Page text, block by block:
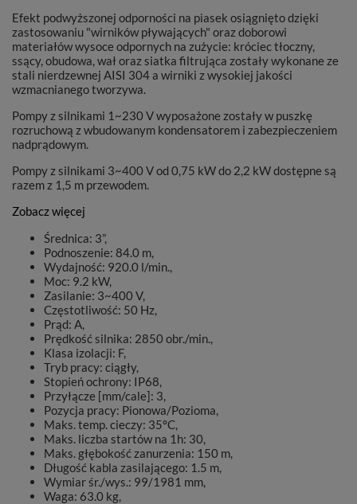
Efekt podwyższonej odporności na piasek osiągnięto dzięki
zastosowaniu "wirników pływających" oraz doborowi
materiałów wysoce odpornych na zużycie: króciec tłoczny,
ssący, obudowa, wał oraz siatka filtrująca zostały wykonane ze
stali nierdzewnej AISI 304 a wirniki z wysokiej jakości
wzmacnianego tworzywa.
Pompy z silnikami 1~230 V wyposażone zostały w puszkę
rozruchową z wbudowanym kondensatorem i zabezpieczeniem
nadprądowym.
Pompy z silnikami 3~400 V od 0,75 kW do 2,2 kW dostępne są
razem z 1,5 m przewodem.
Zobacz więcej
Średnica: 3”,
Podnoszenie: 84.0 m,
Wydajność: 920.0 l/min.,
Moc: 9.2 kW,
Zasilanie: 3~400 V,
Częstotliwość: 50 Hz,
Prąd: A,
Prędkość silnika: 2850 obr./min.,
Klasa izolacji: F,
Tryb pracy: ciągły,
Stopień ochrony: IP68,
Przyłącze [mm/cale]: 3,
Pozycja pracy: Pionowa/Pozioma,
Maks. temp. cieczy: 35°C,
Maks. liczba startów na 1h: 30,
Maks. głębokość zanurzenia: 150 m,
Długość kabla zasilającego: 1.5 m,
Wymiar śr./wys.: 99/1981 mm,
Waga: 63.0 kg,